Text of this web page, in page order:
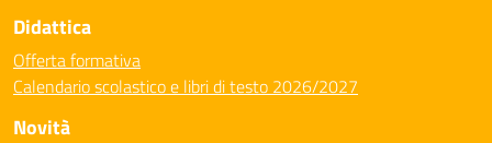
Didattica
Offerta formativa
Calendario scolastico e libri di testo 2026/2027
Novità